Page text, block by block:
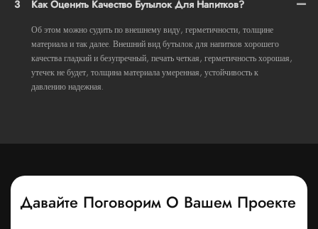
3 Как Оценить Качество Бутылок Для Напитков?
Об этом можно судить по внешнему виду, герметичности, толщине
материала и так далее. Внешний вид бутылок для напитков хорошего
качества гладкий и безупречный, печать четкая, герметичность хорошая,
утечек не будет, толщина материала умеренная, устойчивость к
давлению надежная.
Давайте Поговорим О Вашем Проекте